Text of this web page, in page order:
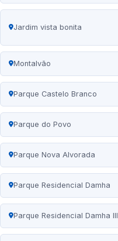
Jardim vista bonita
Montalvão
Parque Castelo Branco
Parque do Povo
Parque Nova Alvorada
Parque Residencial Damha
Parque Residencial Damha III